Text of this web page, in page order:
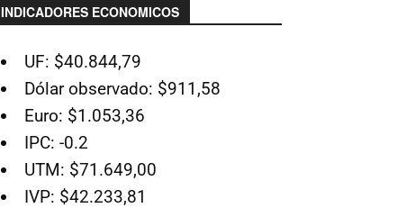
INDICADORES ECONOMICOS
UF: $40.844,79
Dólar observado: $911,58
Euro: $1.053,36
IPC: -0.2
UTM: $71.649,00
IVP: $42.233,81